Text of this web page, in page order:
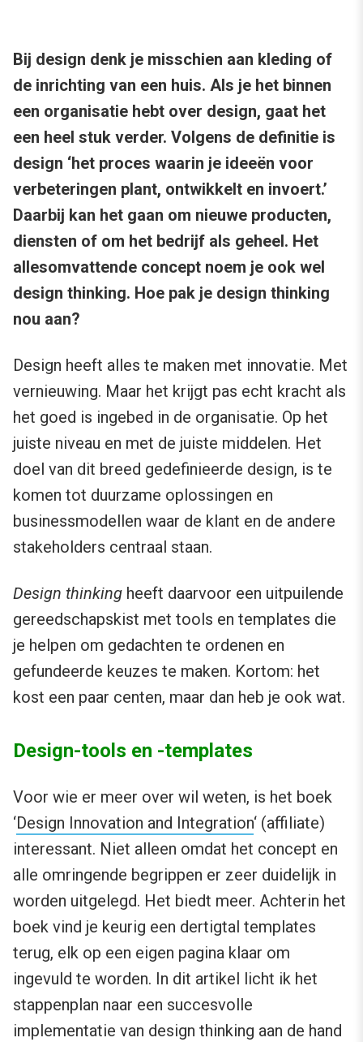
Bij design denk je misschien aan kleding of
de inrichting van een huis. Als je het binnen
een organisatie hebt over design, gaat het
een heel stuk verder. Volgens de definitie is
design ‘het proces waarin je ideeën voor
verbeteringen plant, ontwikkelt en invoert.’
Daarbij kan het gaan om nieuwe producten,
diensten of om het bedrijf als geheel. Het
allesomvattende concept noem je ook wel
design thinking. Hoe pak je design thinking
nou aan?
Design heeft alles te maken met innovatie. Met
vernieuwing. Maar het krijgt pas echt kracht als
het goed is ingebed in de organisatie. Op het
juiste niveau en met de juiste middelen. Het
doel van dit breed gedefinieerde design, is te
komen tot duurzame oplossingen en
businessmodellen waar de klant en de andere
stakeholders centraal staan.
Design thinking heeft daarvoor een uitpuilende
gereedschapskist met tools en templates die
je helpen om gedachten te ordenen en
gefundeerde keuzes te maken. Kortom: het
kost een paar centen, maar dan heb je ook wat.
Design-tools en -templates
Voor wie er meer over wil weten, is het boek
‘Design Innovation and Integration‘ (affiliate)
interessant. Niet alleen omdat het concept en
alle omringende begrippen er zeer duidelijk in
worden uitgelegd. Het biedt meer. Achterin het
boek vind je keurig een dertigtal templates
terug, elk op een eigen pagina klaar om
ingevuld te worden. In dit artikel licht ik het
stappenplan naar een succesvolle
implementatie van design thinking aan de hand